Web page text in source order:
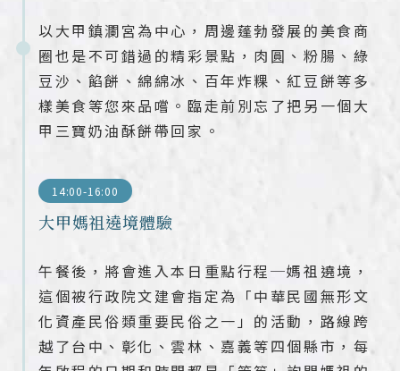
以大甲鎮瀾宮為中心，周邊蓬勃發展的美食商
圈也是不可錯過的精彩景點，肉圓、粉腸、綠
豆沙、餡餅、綿綿冰、百年炸粿、紅豆餅等多
樣美食等您來品嚐。臨走前別忘了把另一個大
甲三寶奶油酥餅帶回家。
14:00-16:00
大甲媽祖遶境體驗
午餐後，將會進入本日重點行程─媽祖遶境，
這個被行政院文建會指定為「中華民國無形文
化資產民俗類重要民俗之一」的活動，路線跨
越了台中、彰化、雲林、嘉義等四個縣市，每